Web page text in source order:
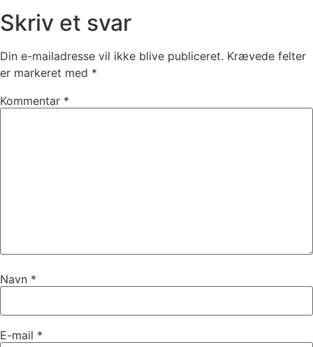
Skriv et svar
Din e-mailadresse vil ikke blive publiceret. Krævede felter
er markeret med *
Kommentar *
Navn *
E-mail *